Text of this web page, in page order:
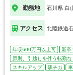
勤務地 石川県 白
アクセス 北陸鉄道
年収600万円以上可 新卒
原則、引越しを伴う転勤な
スキルアップ
駅チカ